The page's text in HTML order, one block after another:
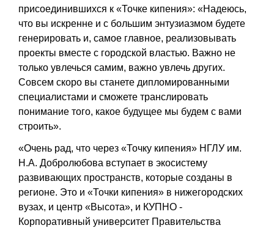
присоединившихся к «Точке кипения»: «Надеюсь,
что вы искренне и с большим энтузиазмом будете
генерировать и, самое главное, реализовывать
проекты вместе с городской властью. Важно не
только увлечься самим, важно увлечь других.
Совсем скоро вы станете дипломированными
специалистами и сможете транслировать
понимание того, какое будущее мы будем с вами
строить».
«Очень рад, что через «Точку кипения» НГЛУ им.
Н.А. Добролюбова вступает в экосистему
развивающих пространств, которые созданы в
регионе. Это и «Точки кипения» в нижегородских
вузах, и центр «Высота», и КУПНО -
Корпоративный университет Правительства